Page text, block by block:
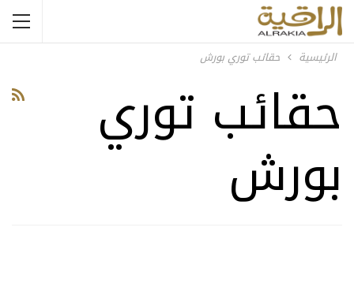
الرئيسية حقائب توري بورش
حقائب توري
بورش